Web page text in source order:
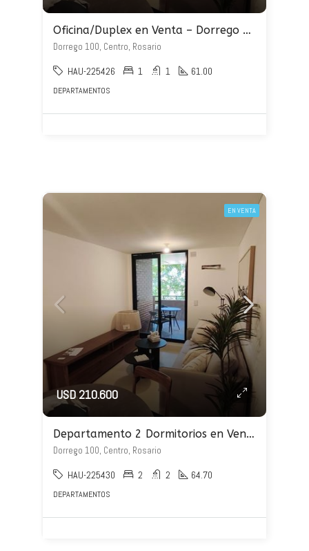
Oficina/Duplex en Venta – Dorrego 100
Dorrego 100, Centro, Rosario
HAU-225426 1 1 61.00
DEPARTAMENTOS
EN VENTA
USD 210.600
Departamento 2 Dormitorios en Venta – Dorrego 100
Dorrego 100, Centro, Rosario
HAU-225430 2 2 64.70
DEPARTAMENTOS